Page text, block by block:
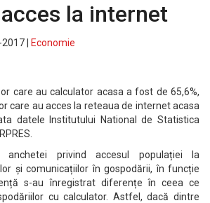
la internet
|
Economie
care au calculator acasa a fost de 65,6%,
care au acces la reteaua de internet acasa
datele Institutului National de Statistica
anchetei privind accesul populației la
și comunicațiilor în gospodării, în funcție
s-au înregistrat diferențe în ceea ce
cu calculator. Astfel, dacă dintre